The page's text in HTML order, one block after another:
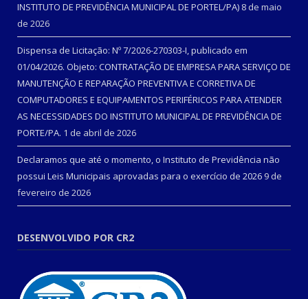
INSTITUTO DE PREVIDÊNCIA MUNICIPAL DE PORTEL/PA) 8 de maio
de 2026
Dispensa de Licitação: Nº 7/2026-270303-I, publicado em
01/04/2026. Objeto: CONTRATAÇÃO DE EMPRESA PARA SERVIÇO DE
MANUTENÇÃO E REPARAÇÃO PREVENTIVA E CORRETIVA DE
COMPUTADORES E EQUIPAMENTOS PERIFÉRICOS PARA ATENDER
AS NECESSIDADES DO INSTITUTO MUNICIPAL DE PREVIDÊNCIA DE
PORTE/PA. 1 de abril de 2026
Declaramos que até o momento, o Instituto de Previdência não
possui Leis Municipais aprovadas para o exercício de 2026 9 de
fevereiro de 2026
DESENVOLVIDO POR CR2